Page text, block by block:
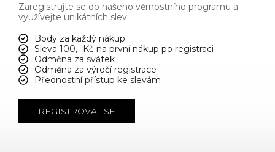
Zaregistrujte se do našeho věrnostního programu a
využívejte unikátních slev.
Body za každý nákup
Sleva 100,- Kč na první nákup po registraci
Odměna za svátek
Odměna za výročí registrace
Přednostní přístup ke slevám
REGISTROVAT SE